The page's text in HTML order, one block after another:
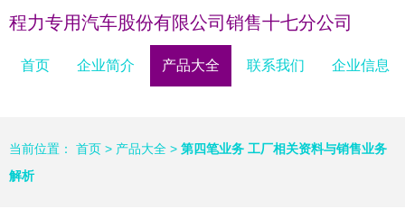
程力专用汽车股份有限公司销售十七分公司
首页 企业简介 产品大全 联系我们 企业信息
当前位置： 首页 > 产品大全 > 第四笔业务 工厂相关资料与销售业务
解析